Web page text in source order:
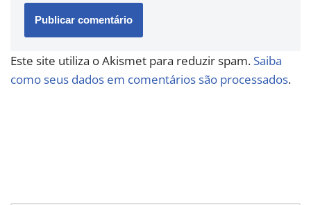
Este site utiliza o Akismet para reduzir spam. Saiba
como seus dados em comentários são processados.